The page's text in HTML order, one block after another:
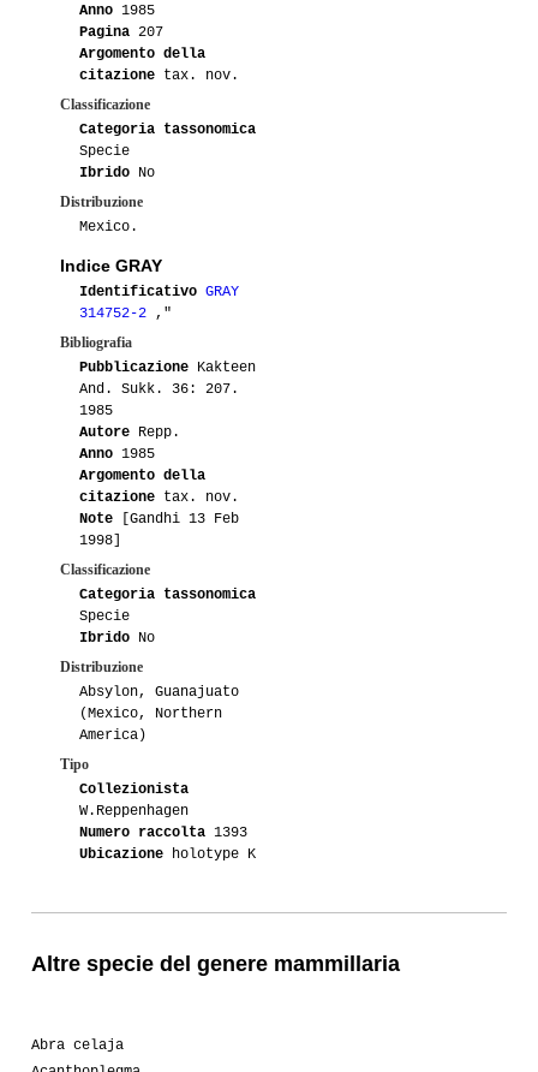
Anno 1985
Pagina 207
Argomento della
citazione tax. nov.
Classificazione
Categoria tassonomica
Specie
Ibrido No
Distribuzione
Mexico.
Indice GRAY
Identificativo GRAY
314752-2
,"
Bibliografia
Pubblicazione Kakteen
And. Sukk. 36: 207.
1985
Autore Repp.
Anno 1985
Argomento della
citazione tax. nov.
Note [Gandhi 13 Feb
1998]
Classificazione
Categoria tassonomica
Specie
Ibrido No
Distribuzione
Absylon, Guanajuato
(Mexico, Northern
America)
Tipo
Collezionista
W.Reppenhagen
Numero raccolta 1393
Ubicazione holotype K
Altre specie del genere mammillaria
Abra celaja